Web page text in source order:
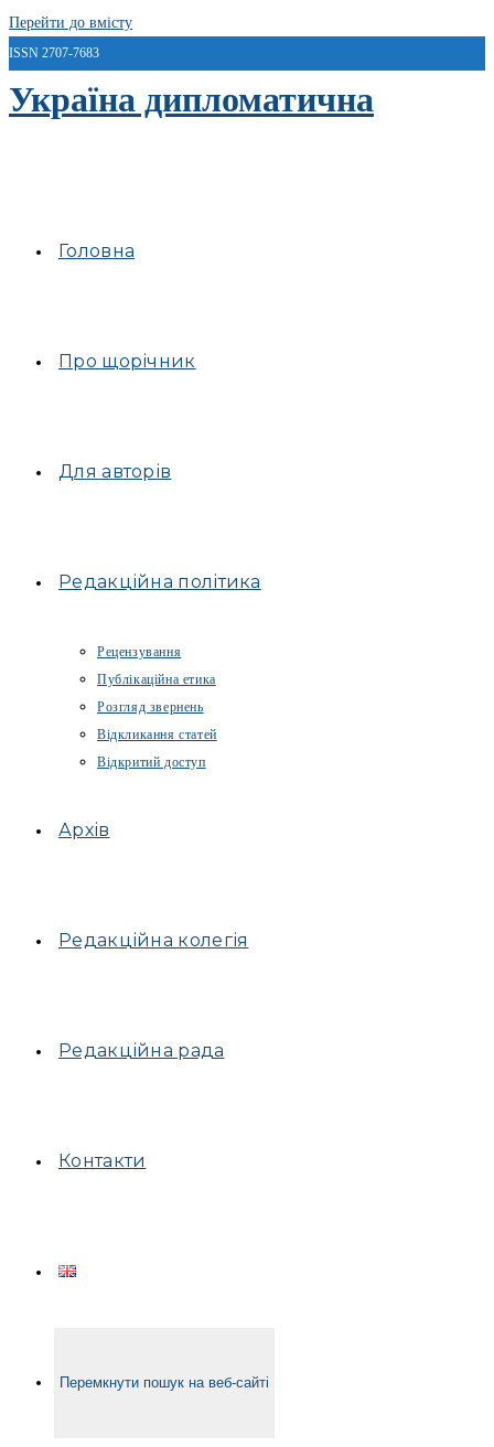
Перейти до вмісту
ISSN 2707-7683
Україна дипломатична
Головна
Про щорічник
Для авторів
Редакційна політика
Рецензування
Публікаційна етика
Розгляд звернень
Відкликання статей
Відкритий доступ
Архів
Редакційна колегія
Редакційна рада
Контакти
Перемкнути пошук на веб-сайті